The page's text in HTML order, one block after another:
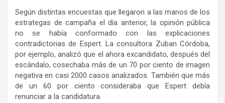
Según distintas encuestas que llegaron a las manos de los
estrategas de campaña el día anterior, la opinión pública
no se había conformado con las explicaciones
contradictorias de Espert. La consultora Zuban Córdoba,
por ejemplo, analizó que el ahora excandidato, después del
escándalo, cosechaba más de un 70 por ciento de imagen
negativa en casi 2000 casos analizados. También que más
de un 60 por ciento consideraba que Espert debía
renunciar a la candidatura.